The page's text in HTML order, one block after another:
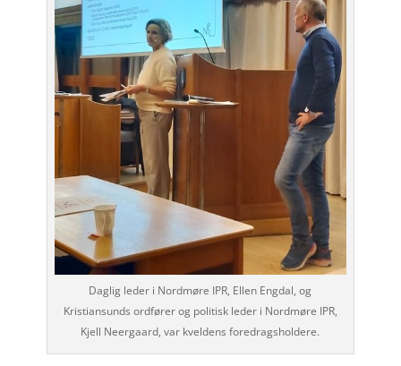
Daglig leder i Nordmøre IPR, Ellen Engdal, og
Kristiansunds ordfører og politisk leder i Nordmøre IPR,
Kjell Neergaard, var kveldens foredragsholdere.